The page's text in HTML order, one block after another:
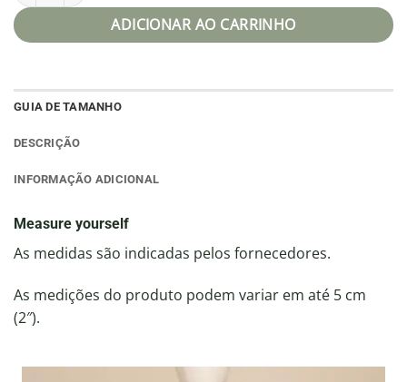
ADICIONAR AO CARRINHO
GUIA DE TAMANHO
DESCRIÇÃO
INFORMAÇÃO ADICIONAL
Measure yourself
As medidas são indicadas pelos fornecedores.
As medições do produto podem variar em até 5 cm
(2″).